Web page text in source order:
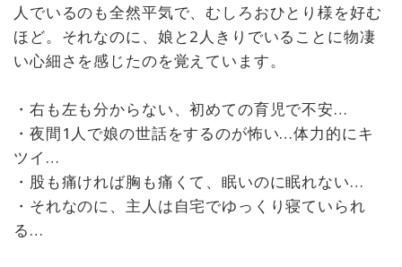
人でいるのも全然平気で、むしろおひとり様を好む
ほど。それなのに、娘と2人きりでいることに物凄
い心細さを感じたのを覚えています。
・右も左も分からない、初めての育児で不安…
・夜間1人で娘の世話をするのが怖い…体力的にキ
ツイ…
・股も痛ければ胸も痛くて、眠いのに眠れない…
・それなのに、主人は自宅でゆっくり寝ていられ
る…